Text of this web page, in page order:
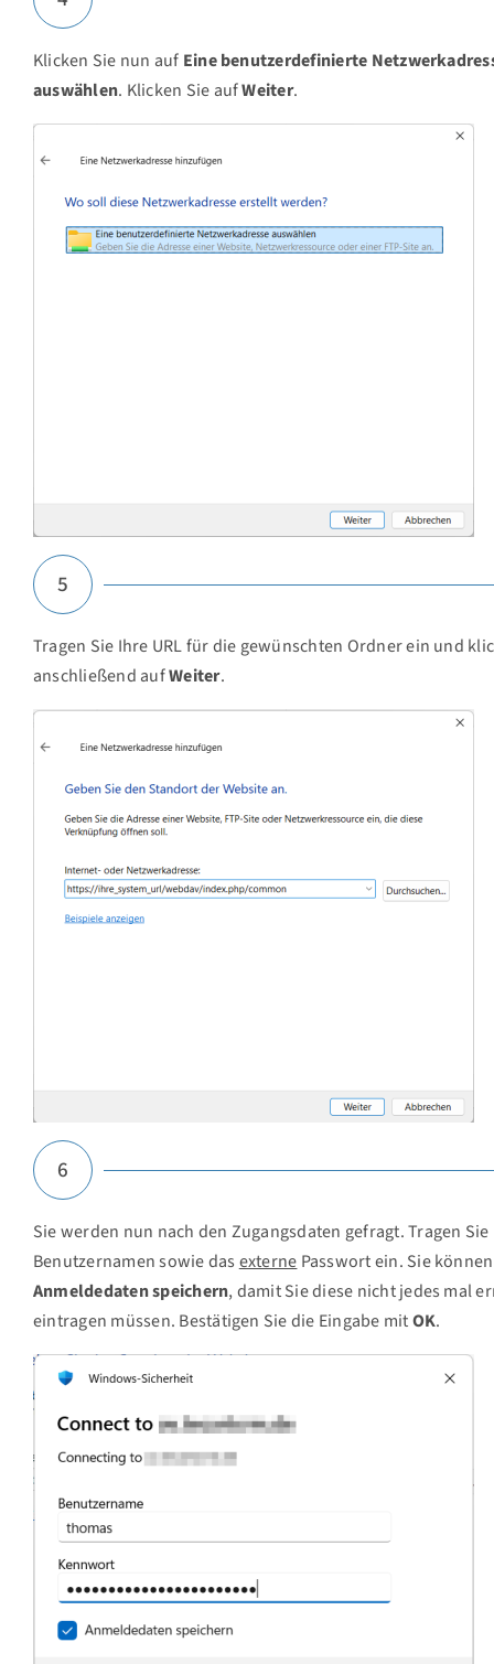
Klicken Sie nun auf Eine benutzerdefinierte
auswählen. Klicken Sie aufWeiter.
5
Tragen Sie Ihre URL für die gewünschten Ordner ein und
anschließend aufWeiter.
6
Sie werden nun nach den Zugangsdaten gefragt. Tragen
Benutzernamen sowie das externe Passwort ein. Sie
Anmeldedaten speichern, damit Sie diese nicht jedes mal
eintragen müssen. Bestätigen Sie die Eingabe mitOK.